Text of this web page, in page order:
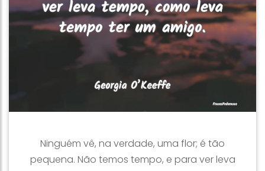
Ninguém vê, na verdade, uma flor; é tão
pequena. Não temos tempo, e para ver leva